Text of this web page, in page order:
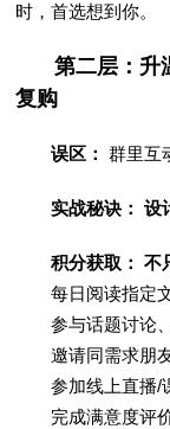
时，首选想到你。
第二层：升
复购
误区：群里互
实战秘诀： 设
积分获取： 不
每日阅读指定文
参与话题讨论、
邀请同需求朋友
参加线上直播/
完成满意度评价